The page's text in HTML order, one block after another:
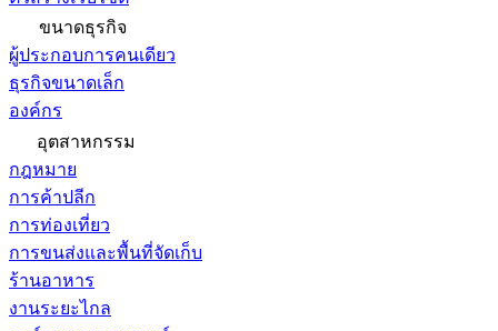
ขนาดธุรกิจ
ผู้ประกอบการคนเดียว
ธุรกิจขนาดเล็ก
องค์กร
อุตสาหกรรม
กฎหมาย
การค้าปลีก
การท่องเที่ยว
การขนส่งและพื้นที่จัดเก็บ
ร้านอาหาร
งานระยะไกล